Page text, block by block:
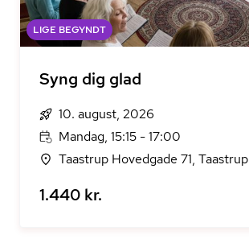
LIGE BEGYNDT
Syng dig glad
10. august, 2026
Mandag, 15:15 - 17:00
Taastrup Hovedgade 71, Taastrup
1.440 kr.